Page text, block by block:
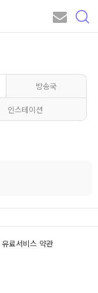
방송국
인스테이션
유료서비스 약관